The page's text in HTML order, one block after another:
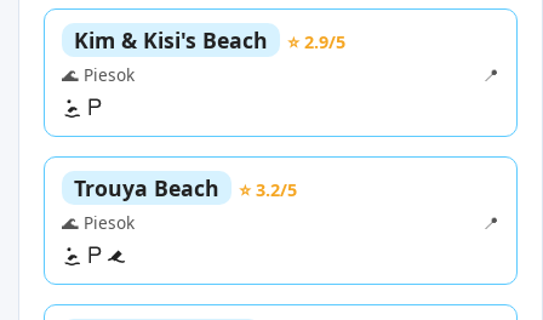
Kim & Kisi's Beach
⭐ 2.9/5
🌊 Piesok
📍
Trouya Beach
⭐ 3.2/5
🌊 Piesok
📍